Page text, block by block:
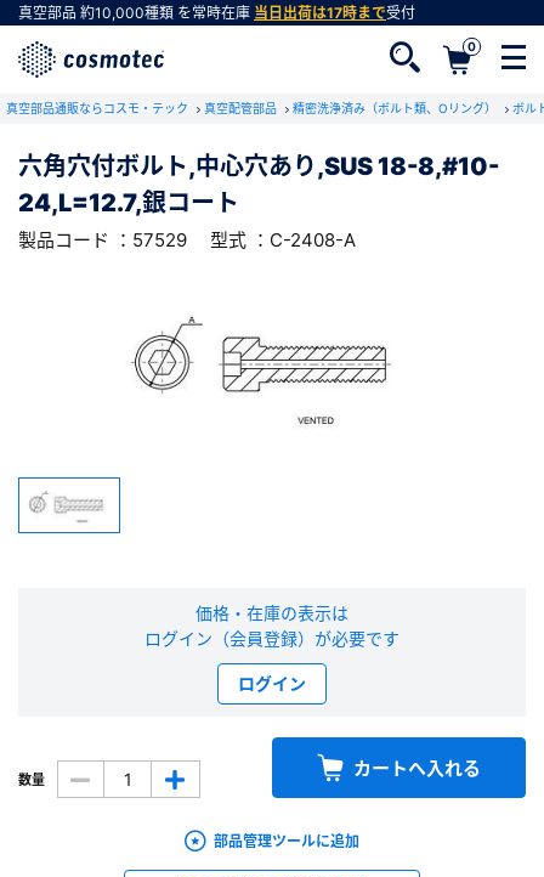
真空部品 約10,000種類 を常時在庫 当日出荷は17時まで受付
0
真空部品通販ならコスモ・テック 真空配管部品 精密洗浄済み（ボルト類、Oリング） ボル
六角穴付ボルト,中心穴あり,SUS 18-8,#10-
24,L=12.7,銀コート
製品コード ：57529 型式 ：C-2408-A
価格・在庫の表示は
ログイン（会員登録）が必要です
ログイン
数量 カートへ入れる
部品管理ツールに追加
RoHS2適合報告書のダウンロード
下記製品のRoHS2適合報告書のダウンロードをします。
六角穴付ボルト,中心穴あり,SUS 18-8,#10-
24,L=12.7,銀コート
型式 ：C-2408-A 製品コード ：57529
会社・学校・研究機関名
会員登録がお済みでない方
会員登録をすれば、便利な機能がご利用いただけ
※新規会員登録をお申し込み頂いてから本登録となるまで、数日間かかる場合
があります。また当社の判断によりお断りする場合があります。
会員の方はこちら